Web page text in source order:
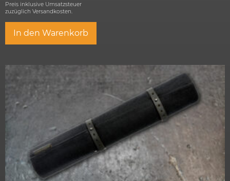
Preis inklusive Umsatzsteuer
zuzüglich Versandkosten.
In den Warenkorb